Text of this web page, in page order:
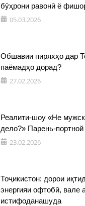
бӯҳрони равонӣ ё
05.03.2026
Обшавии пиряхҳо дар
паёмадҳо дорад?
27.02.2026
Реалити-шоу «Не
дело?» Парень-портной
23.02.2026
Тоҷикистон: дорои
энергияи офтобӣ, вале
истифоданашуда